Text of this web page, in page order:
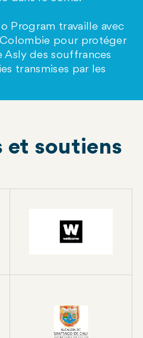
Program travaille avec
pour protéger
Asly des souffrances
transmises par les
et soutiens